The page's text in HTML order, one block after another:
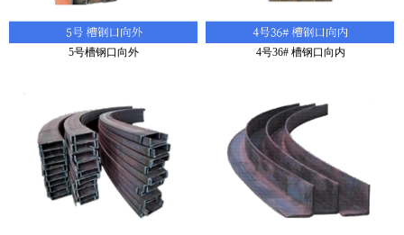
5号槽钢口向外 4号36# 槽钢口向内
闫思雨